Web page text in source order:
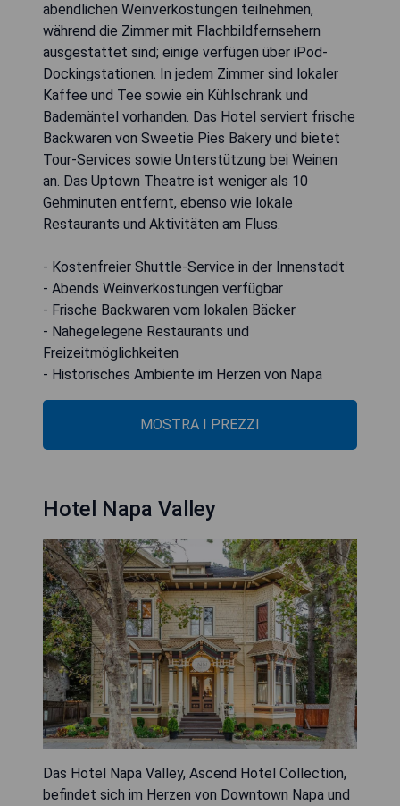
abendlichen Weinverkostungen teilnehmen,
während die Zimmer mit Flachbildfernsehern
ausgestattet sind; einige verfügen über iPod-
Dockingstationen. In jedem Zimmer sind lokaler
Kaffee und Tee sowie ein Kühlschrank und
Bademäntel vorhanden. Das Hotel serviert frische
Backwaren von Sweetie Pies Bakery und bietet
Tour-Services sowie Unterstützung bei Weinen
an. Das Uptown Theatre ist weniger als 10
Gehminuten entfernt, ebenso wie lokale
Restaurants und Aktivitäten am Fluss.
- Kostenfreier Shuttle-Service in der Innenstadt
- Abends Weinverkostungen verfügbar
- Frische Backwaren vom lokalen Bäcker
- Nahegelegene Restaurants und
Freizeitmöglichkeiten
- Historisches Ambiente im Herzen von Napa
MOSTRA I PREZZI
Hotel Napa Valley
Das Hotel Napa Valley, Ascend Hotel Collection,
befindet sich im Herzen von Downtown Napa und